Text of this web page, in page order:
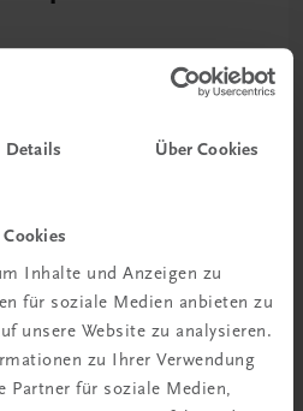
Details Über Cookies
Inhalte und Anzeigen zu
für soziale Medien anbieten zu
unsere Website zu analysieren.
zu Ihrer Verwendung
Partner für soziale Medien,